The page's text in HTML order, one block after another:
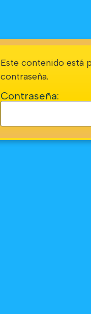
Este contenido está
contraseña.
Contraseña: